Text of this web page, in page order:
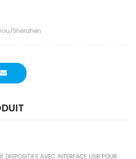
shenzhen
DISPOSITIFS AVEC INTERFACE USB POUR